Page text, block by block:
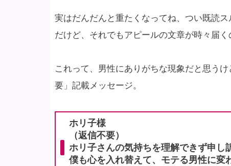
実はだんだんと重たくなってね、つい既読
だけど、それでもアピールの文章が時々届く
これって、男性にありがちな現象だと思う
要」記載メッセージ。
ホリ子様
（返信不要）
ホリ子さんの気持ちを理解できず申し
僕も心を入れ替えて、モテる男性に変